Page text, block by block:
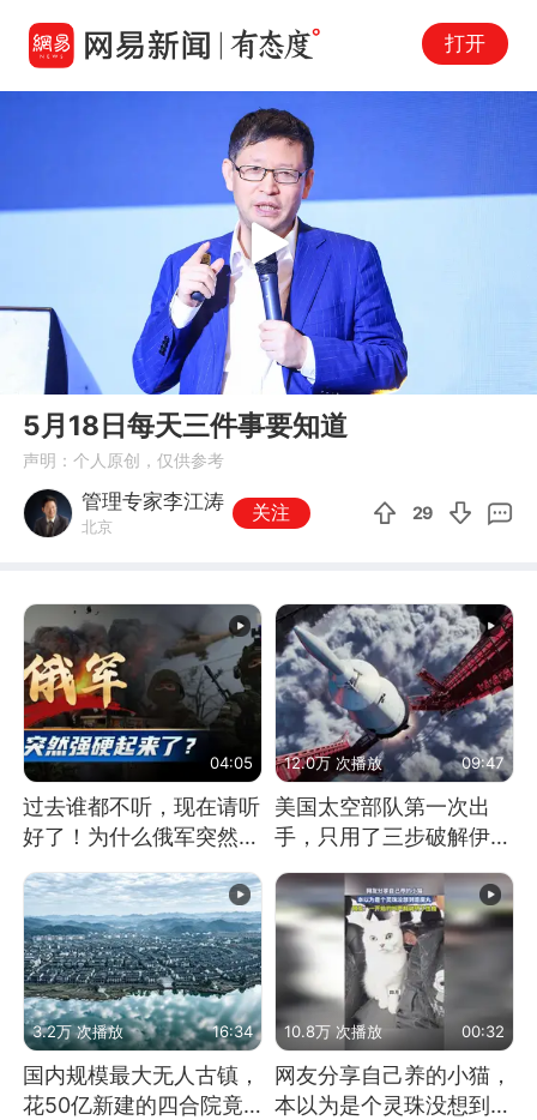
打开
00:00
Play
5月18日每天三件事要知道
声明：个人原创，仅供参考
管理专家李江涛
北京
关注 29
04:05
过去谁都不听，现在请听
好了！为什么俄军突然强
12.0万 次播放 09:47
美国太空部队第一次出
手，只用了三步破解伊朗
3.2万 次播放 16:34
国内规模最大无人古镇，
花50亿新建的四合院竟
10.8万 次播放 00:32
网友分享自己养的小猫，
本以为是个灵珠没想到是